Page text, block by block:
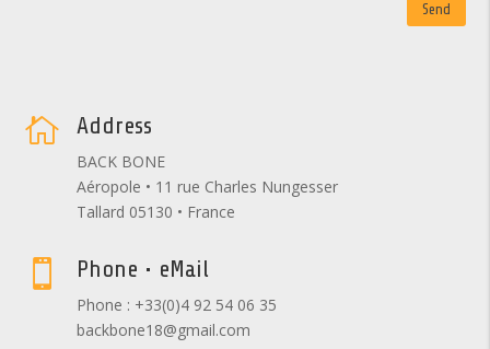
Send
 Address
BACK BONE
Aéropole • 11 rue Charles Nungesser
Tallard 05130 • France
 Phone • eMail
Phone : +33(0)4 92 54 06 35
backbone18@gmail.com